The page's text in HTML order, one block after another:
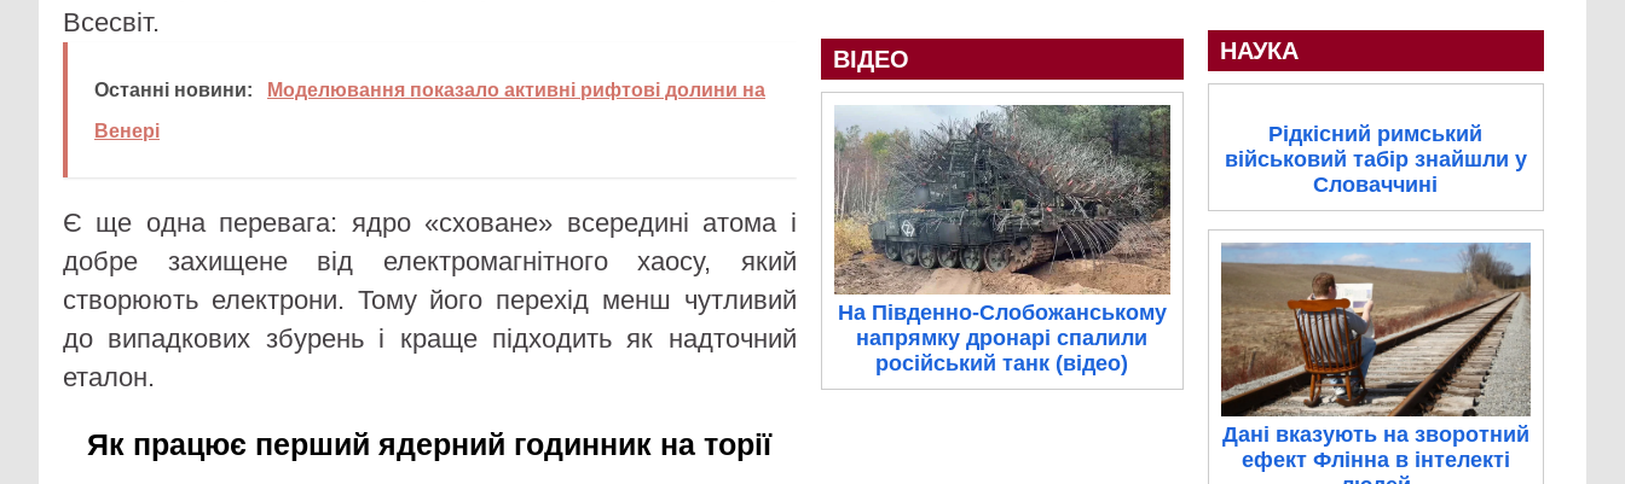
Всесвіт.
Останні новини:
Моделювання показало активні рифтові долини на
Венері
Є ще одна перевага: ядро «сховане» всередині атома і
добре захищене від електромагнітного хаосу, який
створюють електрони. Тому його перехід менш чутливий
до випадкових збурень і краще підходить як надточний
еталон.
Як працює перший ядерний годинник на торії
ВІДЕО
На Південно-Слобожанському
напрямку дронарі спалили
російський танк (відео)
НАУКА
Рідкісний римський
військовий табір знайшли у
Словаччині
Дані вказують на зворотний
ефект Флінна в інтелекті